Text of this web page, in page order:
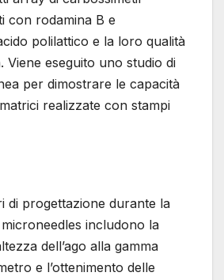
con rodamina B e
polilattico e la loro qualità
Viene eseguito uno studio di
per dimostrare le capacità
realizzate con stampi
di progettazione durante la
includono la
dell’ago alla gamma
e l’ottenimento delle